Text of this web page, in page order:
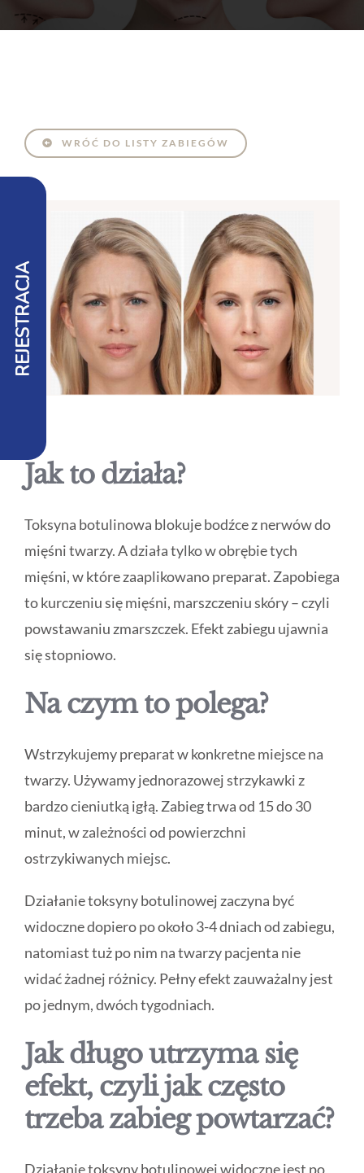
WRÓĆ DO LISTY ZABIEGÓW
Jak to działa?
Toksyna botulinowa blokuje bodźce z nerwów do
mięśni twarzy. A działa tylko w obrębie tych
mięśni, w które zaaplikowano preparat. Zapobiega
to kurczeniu się mięśni, marszczeniu skóry – czyli
powstawaniu zmarszczek. Efekt zabiegu ujawnia
się stopniowo.
Na czym to polega?
Wstrzykujemy preparat w konkretne miejsce na
twarzy. Używamy jednorazowej strzykawki z
bardzo cieniutką igłą. Zabieg trwa od 15 do 30
minut, w zależności od powierzchni
ostrzykiwanych miejsc.
Działanie toksyny botulinowej zaczyna być
widoczne dopiero po około 3-4 dniach od zabiegu,
natomiast tuż po nim na twarzy pacjenta nie
widać żadnej różnicy. Pełny efekt zauważalny jest
po jednym, dwóch tygodniach.
Jak długo utrzyma się
efekt, czyli jak często
trzeba zabieg powtarzać?
Działanie toksyny botulinowej widoczne jest po
REJESTRACJA